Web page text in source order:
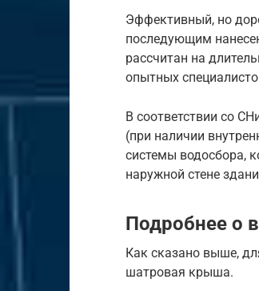
Эффективный, но
последующим
рассчитан на
опытных
В соответствии со
(при наличии
системы водосбора,
наружной стене
Подробнее о
Как сказано выше,
шатровая крыша.